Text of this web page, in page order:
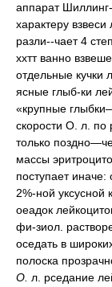
аппарат
характеру
разли--чает 4
ххтт ванно
отдельные кучки
ясные глыб-ки
«крупные
скорости О. л. по
только
массы
поступает
2%-ной уксусной
оеадок
фи-зиол.
оседать в
полоска
О. л. рседание